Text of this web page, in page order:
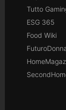
Tutto
ESG 365
Food Wiki